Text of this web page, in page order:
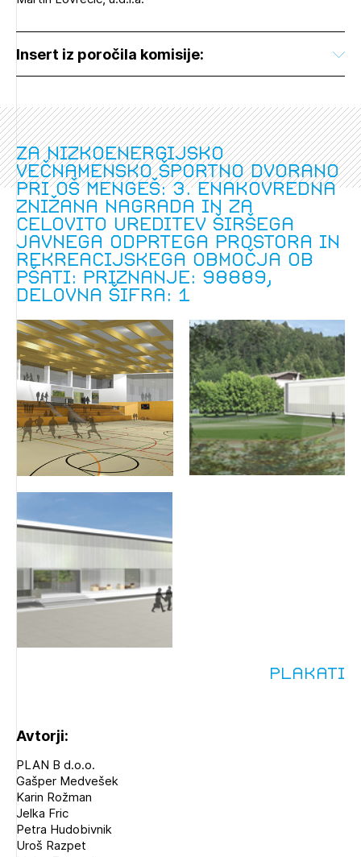
Insert iz poročila komisije:
Za nizkoenergijsko
večnamensko športno dvorano
pri OŠ Mengeš: 3. enakovredna
znižana nagrada in za
celovito ureditev širšega
javnega odprtega prostora in
rekreacijskega območja ob
Pšati: Priznanje: 98889,
delovna šifra: 1
Plakati
Avtorji:
PLAN B d.o.o.
Gašper Medvešek
Karin Rožman
Jelka Fric
Petra Hudobivnik
Uroš Razpet